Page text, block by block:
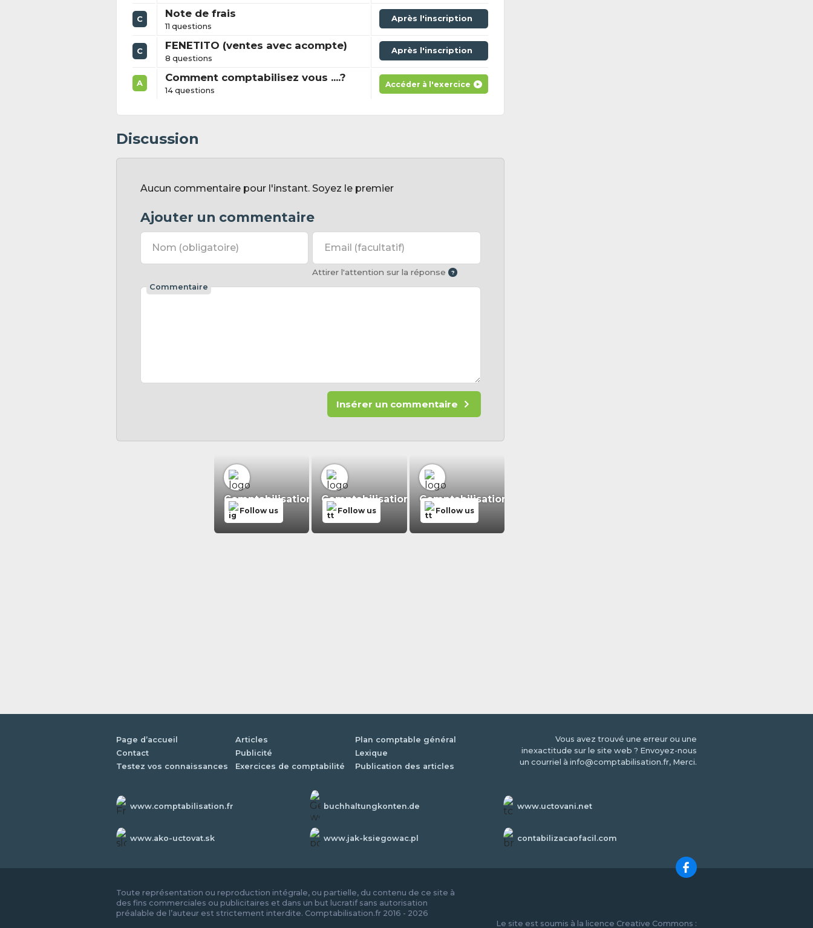
C Note de frais
11 questions
Après l'inscription
C FENETITO (ventes avec acompte)
8 questions
Après l'inscription
A Comment comptabilisez vous ....?
14 questions
Accéder à l'exercice
Discussion
Aucun commentaire pour l'instant. Soyez le premier
Ajouter un commentaire
Nom (obligatoire) Email (facultatif)
Attirer l'attention sur la réponse
Commentaire
Insérer un commentaire
Comptabilisation.fr
Follow us
Comptabilisation.fr
Follow us
Comptabilisation.fr
Follow us
Page d’accueil Articles
Plan comptable général
Contact
Publicité
Lexique
Testez vos connaissances
Exercices de comptabilité Publication des articles
Vous avez trouvé une erreur ou une
inexactitude sur le site web ? Envoyez-nous
un courriel à info@comptabilisation.fr, Merci.
www.comptabilisation.fr buchhaltungkonten.de www.uctovani.net
www.ako-uctovat.sk www.jak-ksiegowac.pl contabilizacaofacil.com
Toute représentation ou reproduction intégrale, ou partielle, du contenu de ce site à
des fins commerciales ou publicitaires et dans un but lucratif sans autorisation
préalable de l’auteur est strictement interdite. Comptabilisation.fr 2016 - 2026
Le site est soumis à la licence Creative Commons :